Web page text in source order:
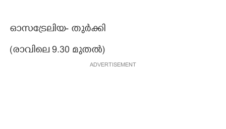
ഓസട്രേലിയ- തുർക്കി
(രാവിലെ 9.30 മുതൽ)
ADVERTISEMENT